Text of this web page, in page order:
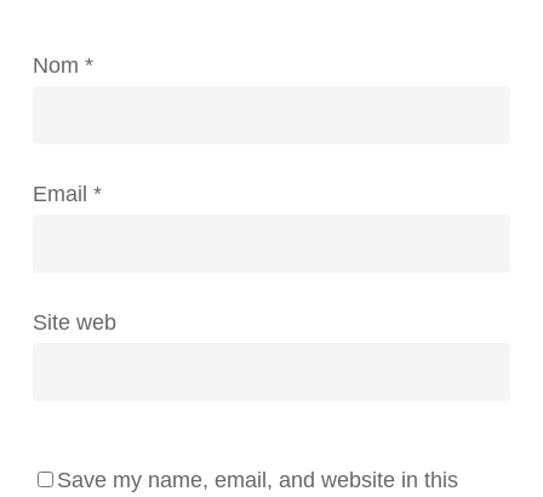
Nom *
Email *
Site web
Save my name, email, and website in this